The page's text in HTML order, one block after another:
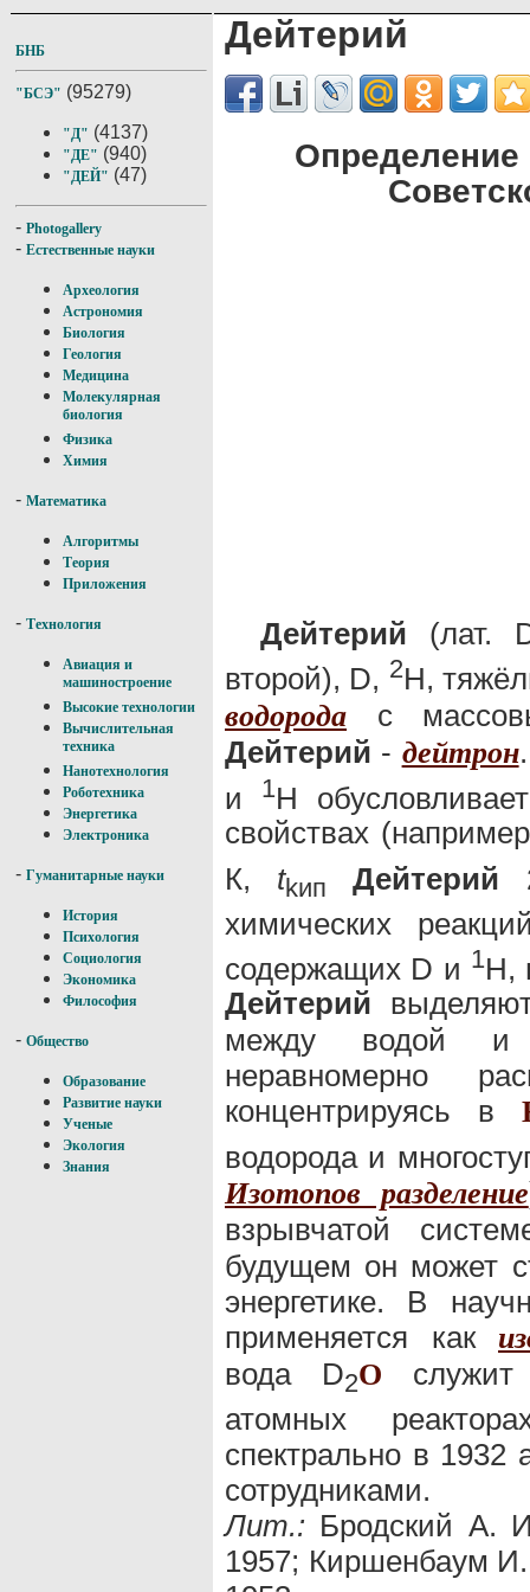
БНБ
"БСЭ" (95279)
"Д" (4137)
"ДЕ" (940)
"ДЕЙ" (47)
- Photogallery
- Естественные науки
Археология
Астрономия
Биология
Геология
Медицина
Молекулярная
биология
Физика
Химия
- Математика
Алгоритмы
Теория
Приложения
- Технология
Авиация и
машиностроение
Высокие технологии
Вычислительная
техника
Нанотехнология
Роботехника
Энергетика
Электроника
- Гуманитарные науки
История
Психология
Социология
Экономика
Философия
- Общество
Образование
Развитие науки
Ученые
Экология
Знания
Дейтерий
Дейтерий (лат.
второй), D, 2Н,
водорода с
Дейтерий - дейтрон
и
1Н
свойствах
К, tkип Дейтерий
химических
содержащих D и 1Н,
Дейтерий
между водой и
неравномерно
концентрируясь в
водорода и
Изотопов разделение
взрывчатой
будущем он может
энергетике. В
применяется как
вода D2O служит
атомных
спектрально в
сотрудниками.
Лит.: Бродский А.
1957; Киршенбаум